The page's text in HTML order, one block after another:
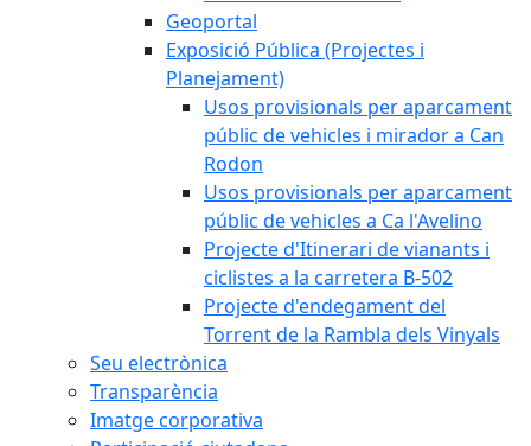
Geoportal
Exposició Pública (Projectes i
Planejament)
Usos provisionals per aparcament
públic de vehicles i mirador a Can
Rodon
Usos provisionals per aparcament
públic de vehicles a Ca l'Avelino
Projecte d'Itinerari de vianants i
ciclistes a la carretera B-502
Projecte d'endegament del
Torrent de la Rambla dels Vinyals
Seu electrònica
Transparència
Imatge corporativa